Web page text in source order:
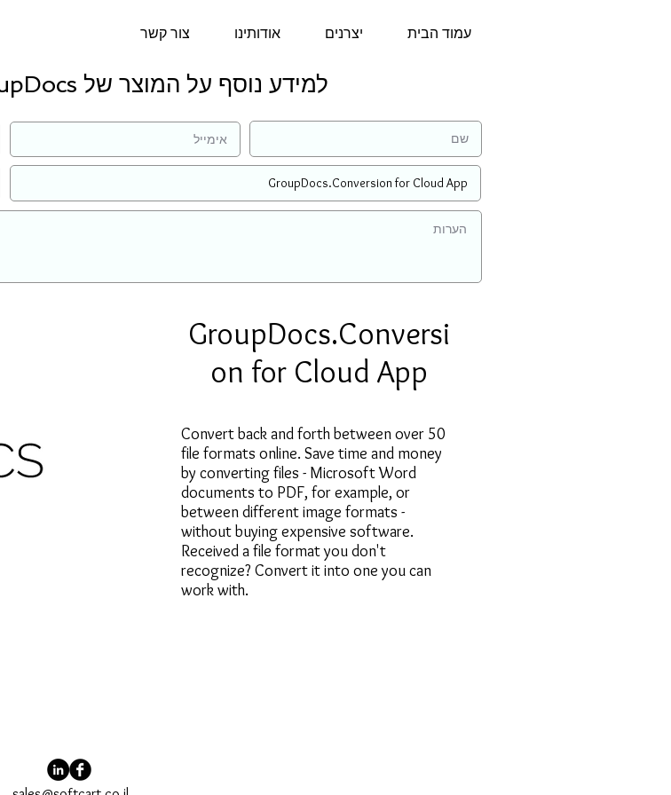
עמוד הבית יצרנים אודותינו צור קשר
למידע נוסף על המוצר של GroupDocs והצעת מחיר:
GroupDocs.Conversi
on for Cloud App
Convert back and forth between over 50
file formats online. Save time and money
by converting files - Microsoft Word
documents to PDF, for example, or
between different image formats -
without buying expensive software.
Received a file format you don't
recognize? Convert it into one you can
work with.